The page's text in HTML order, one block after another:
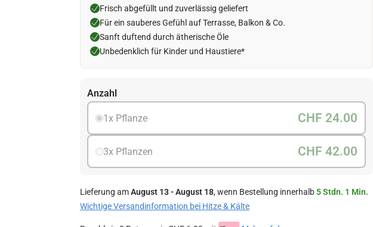
Frisch abgefüllt und zuverlässig geliefert
Für ein sauberes Gefühl auf Terrasse, Balkon & Co.
Sanft duftend durch ätherische Öle
Unbedenklich für Kinder und Haustiere*
Anzahl
1x Pflanze CHF 24.00
3x Pflanzen CHF 42.00
Lieferung amAugust 13 - August 18, wenn Bestellung innerhalb 5 Stdn. 1 Min.
Wichtige Versandinformation bei Hitze & Kälte